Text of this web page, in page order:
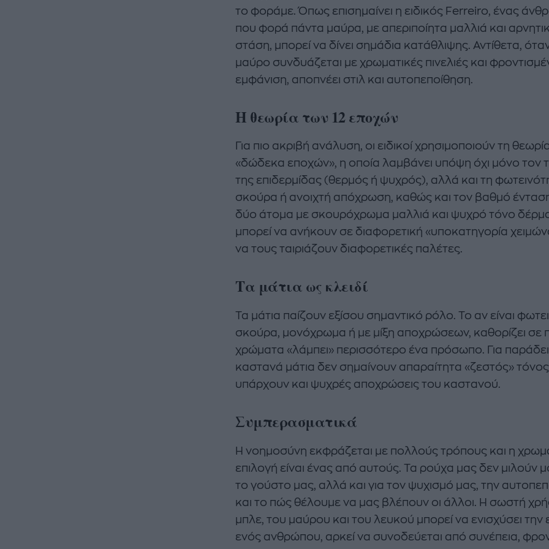
το φοράμε. Όπως επισημαίνει η ειδικός Ferreiro, ένας
που φορά πάντα μαύρα, με απεριποίητα μαλλιά και
στάση, μπορεί να δίνει σημάδια κατάθλιψης. Αντίθετα,
μαύρο συνδυάζεται με χρωματικές πινελιές και
εμφάνιση, αποπνέει στιλ και αυτοπεποίθηση.
Η θεωρία των 12 εποχών
Για πιο ακριβή ανάλυση, οι ειδικοί χρησιμοποιούν τη
«δώδεκα εποχών», η οποία λαμβάνει υπόψη όχι μόνο τον
της επιδερμίδας (θερμός ή ψυχρός), αλλά και τη
σκούρα ή ανοιχτή απόχρωση, καθώς και τον βαθμό
δύο άτομα με σκουρόχρωμα μαλλιά και ψυχρό τόνο
μπορεί να ανήκουν σε διαφορετική «υποκατηγορία
να τους ταιριάζουν διαφορετικές παλέτες.
Τα μάτια ως κλειδί
Τα μάτια παίζουν εξίσου σημαντικό ρόλο. Το αν είναι
σκούρα, μονόχρωμα ή με μίξη αποχρώσεων, καθορίζει σε
χρώματα «λάμπει» περισσότερο ένα πρόσωπο. Για
καστανά μάτια δεν σημαίνουν απαραίτητα «ζεστός»
υπάρχουν και ψυχρές αποχρώσεις του καστανού.
Συμπερασματικά
Η νοημοσύνη εκφράζεται με πολλούς τρόπους και η
επιλογή είναι ένας από αυτούς. Τα ρούχα μας δεν μιλούν
το γούστο μας, αλλά και για τον ψυχισμό μας, την
και το πώς θέλουμε να μας βλέπουν οι άλλοι. Η σωστή
μπλε, του μαύρου και του λευκού μπορεί να ενισχύσει την
ενός ανθρώπου, αρκεί να συνοδεύεται από συνέπεια,